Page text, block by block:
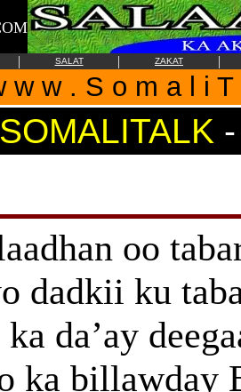
| SALAT | ZAKAT |
w w . S o m a l i
SOMALITALK
oo
dadkii ku
da’ay
ka billawday